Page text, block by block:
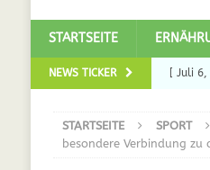
STARTSEITE
NEWS TICKER [ Juli
STARTSEITE SPORT
besondere Verbindung